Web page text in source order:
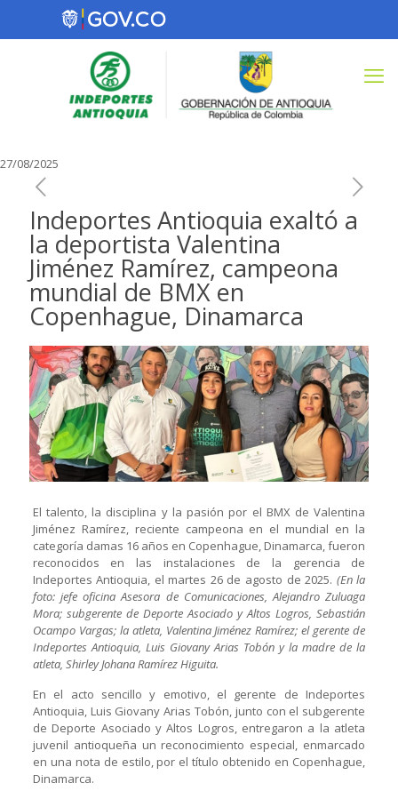
27/08/2025
Indeportes Antioquia exaltó a
la deportista Valentina
Jiménez Ramírez, campeona
mundial de BMX en
Copenhague, Dinamarca
El talento, la disciplina y la pasión por el BMX de Valentina
Jiménez Ramírez, reciente campeona en el mundial en la
categoría damas 16 años en Copenhague, Dinamarca, fueron
reconocidos en las instalaciones de la gerencia de
Indeportes Antioquia, el martes 26 de agosto de 2025. (En la
foto: jefe oficina Asesora de Comunicaciones, Alejandro Zuluaga
Mora; subgerente de Deporte Asociado y Altos Logros, Sebastián
Ocampo Vargas; la atleta, Valentina Jiménez Ramírez; el gerente de
Indeportes Antioquia, Luis Giovany Arias Tobón y la madre de la
atleta, Shirley Johana Ramírez Higuita.
En el acto sencillo y emotivo, el gerente de Indeportes
Antioquia, Luis Giovany Arias Tobón, junto con el subgerente
de Deporte Asociado y Altos Logros, entregaron a la atleta
juvenil antioqueña un reconocimiento especial, enmarcado
en una nota de estilo, por el título obtenido en Copenhague,
Dinamarca.